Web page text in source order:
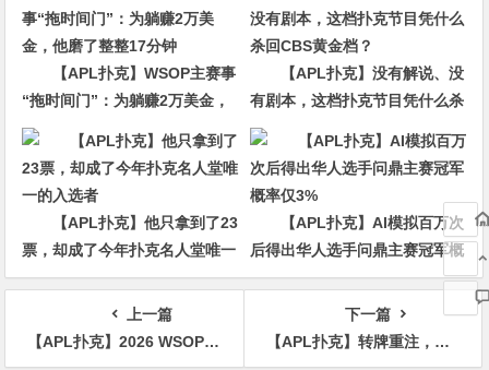
【APL扑克】WSOP主赛事
“拖时间门”：为躺赚2万美金，
他磨了整整17分钟
【APL扑克】没有解说、没
有剧本，这档扑克节目凭什么杀
回CBS黄金档？
【APL扑克】他只拿到了23
票，却成了今年扑克名人堂唯一
的入选者
【APL扑克】AI模拟百万次
后得出华人选手问鼎主赛冠军概
率仅3%
上一篇
【APL扑克】2026 WSOP | 一步之遥！苗晨翔河牌遭绝杀，中国三人组憾失金手链
下一篇
【APL扑克】转牌重注，到底该信不信？三个信号帮你把“猜”变成“对账”